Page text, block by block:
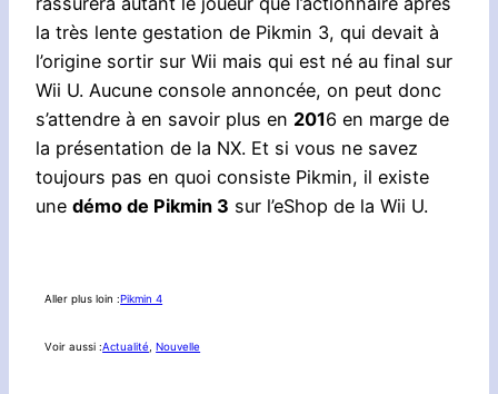
la très lente gestation de Pikmin 3, qui devait à
l’origine sortir sur Wii mais qui est né au final sur
Wii U. Aucune console annoncée, on peut donc
s’attendre à en savoir plus en 2016 en marge de
la présentation de la NX. Et si vous ne savez
toujours pas en quoi consiste Pikmin, il existe
une démo de Pikmin 3 sur l’eShop de la Wii U.
Aller plus loin :Pikmin 4
Voir aussi :Actualité , Nouvelle